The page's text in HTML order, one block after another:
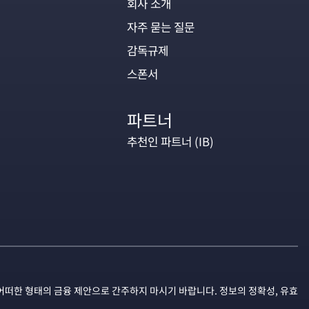
회사 소개
자주 묻는 질문
감독규제
스폰서
파트너
추천인 파트너 (IB)
한 형태의 금융 제안으로 간주하지 마시기 바랍니다. 정보의 정확성, 유효